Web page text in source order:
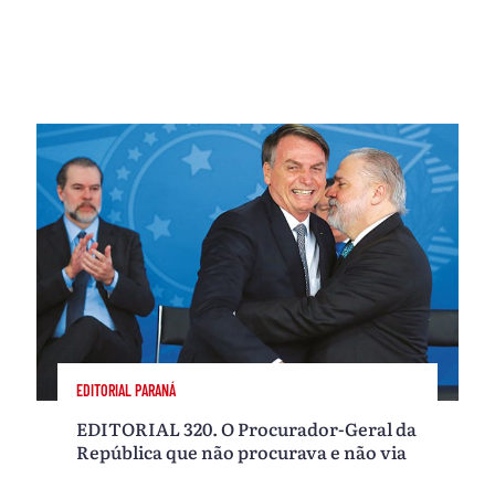
EDITORIAL PARANÁ
EDITORIAL 320. O Procurador-Geral da
República que não procurava e não via